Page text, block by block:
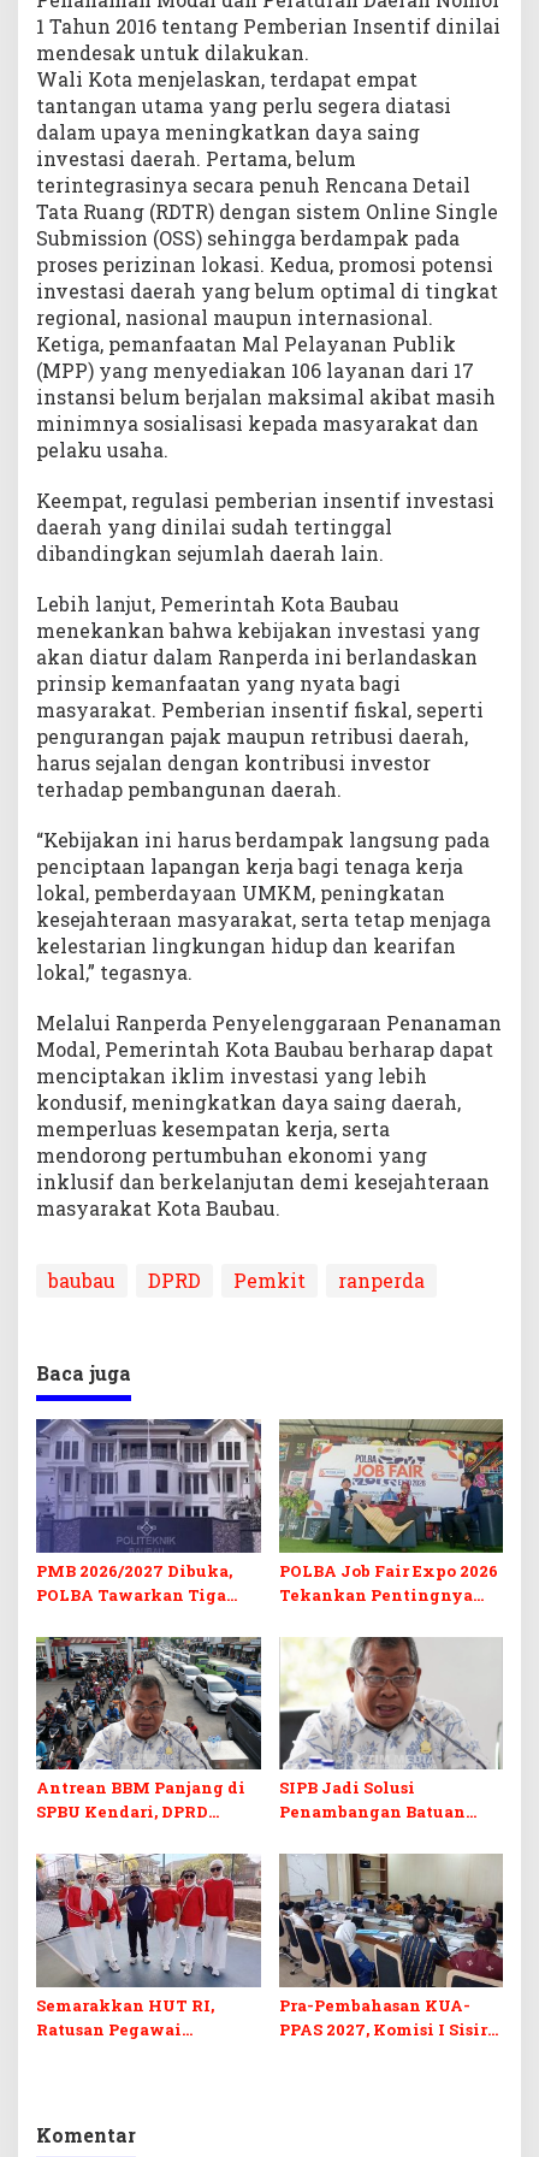
1 Tahun 2016 tentang Pemberian Insentif dinilai
mendesak untuk dilakukan.
Wali Kota menjelaskan, terdapat empat
tantangan utama yang perlu segera diatasi
dalam upaya meningkatkan daya saing
investasi daerah. Pertama, belum
terintegrasinya secara penuh Rencana Detail
Tata Ruang (RDTR) dengan sistem Online Single
Submission (OSS) sehingga berdampak pada
proses perizinan lokasi. Kedua, promosi potensi
investasi daerah yang belum optimal di tingkat
regional, nasional maupun internasional.
Ketiga, pemanfaatan Mal Pelayanan Publik
(MPP) yang menyediakan 106 layanan dari 17
instansi belum berjalan maksimal akibat masih
minimnya sosialisasi kepada masyarakat dan
pelaku usaha.
Keempat, regulasi pemberian insentif investasi
daerah yang dinilai sudah tertinggal
dibandingkan sejumlah daerah lain.
Lebih lanjut, Pemerintah Kota Baubau
menekankan bahwa kebijakan investasi yang
akan diatur dalam Ranperda ini berlandaskan
prinsip kemanfaatan yang nyata bagi
masyarakat. Pemberian insentif fiskal, seperti
pengurangan pajak maupun retribusi daerah,
harus sejalan dengan kontribusi investor
terhadap pembangunan daerah.
“Kebijakan ini harus berdampak langsung pada
penciptaan lapangan kerja bagi tenaga kerja
lokal, pemberdayaan UMKM, peningkatan
kesejahteraan masyarakat, serta tetap menjaga
kelestarian lingkungan hidup dan kearifan
lokal,” tegasnya.
Melalui Ranperda Penyelenggaraan Penanaman
Modal, Pemerintah Kota Baubau berharap dapat
menciptakan iklim investasi yang lebih
kondusif, meningkatkan daya saing daerah,
memperluas kesempatan kerja, serta
mendorong pertumbuhan ekonomi yang
inklusif dan berkelanjutan demi kesejahteraan
masyarakat Kota Baubau.
baubau DPRD Pemkit ranperda
Baca juga
PMB 2026/2027 Dibuka,
POLBA Tawarkan Tiga
Kuliah Gratis
POLBA Job Fair Expo 2026
Tekankan Pentingnya
Digital
Antrean BBM Panjang di
SPBU Kendari, DPRD
Barcode Curang
SIPB Jadi Solusi
Penambangan Batuan
di Sultra
Semarakkan HUT RI,
Ratusan Pegawai
Pra-Pembahasan KUA-
PPAS 2027, Komisi I Sisir
Komentar